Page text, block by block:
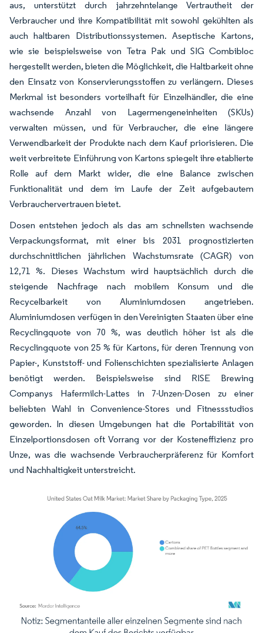
aus, unterstützt durch jahrzehntelange Vertrautheit der
Verbraucher und ihre Kompatibilität mit sowohl gekühlten als
auch haltbaren Distributionssystemen. Aseptische Kartons,
wie sie beispielsweise von Tetra Pak und SIG Combibloc
hergestellt werden, bieten die Möglichkeit, die Haltbarkeit ohne
den Einsatz von Konservierungsstoffen zu verlängern. Dieses
Merkmal ist besonders vorteilhaft für Einzelhändler, die eine
wachsende Anzahl von Lagermengeneinheiten (SKUs)
verwalten müssen, und für Verbraucher, die eine längere
Verwendbarkeit der Produkte nach dem Kauf priorisieren. Die
weit verbreitete Einführung von Kartons spiegelt ihre etablierte
Rolle auf dem Markt wider, die eine Balance zwischen
Funktionalität und dem im Laufe der Zeit aufgebautem
Verbrauchervertrauen bietet.
Dosen entstehen jedoch als das am schnellsten wachsende
Verpackungsformat, mit einer bis 2031 prognostizierten
durchschnittlichen jährlichen Wachstumsrate (CAGR) von
12,71 %. Dieses Wachstum wird hauptsächlich durch die
steigende Nachfrage nach mobilem Konsum und die
Recycelbarkeit von Aluminiumdosen angetrieben.
Aluminiumdosen verfügen in den Vereinigten Staaten über eine
Recyclingquote von 70 %, was deutlich höher ist als die
Recyclingquote von 25 % für Kartons, für deren Trennung von
Papier-, Kunststoff- und Folienschichten spezialisierte Anlagen
benötigt werden. Beispielsweise sind RISE Brewing
Companys Hafermilch-Lattes in 7-Unzen-Dosen zu einer
beliebten Wahl in Convenience-Stores und Fitnessstudios
geworden. In diesen Umgebungen hat die Portabilität von
Einzelportionsdosen oft Vorrang vor der Kosteneffizienz pro
Unze, was die wachsende Verbraucherpräferenz für Komfort
und Nachhaltigkeit unterstreicht.
Bild © Mordor Intelligence. Wiederverwendung erfordert Namensnennung